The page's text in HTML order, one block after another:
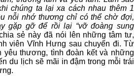
chúng ta lại xa cách nhau thêm 1
nỗi nhớ thương chỉ có thể chờ đợi,
gặp gỡ để rồi lại “vỡ đoàng sung
sẻ này đã nói lên những tâm tư,
viên Vĩnh Hưng sau chuyến đi. Từ
thương, tình đoàn kết và những
du lịch sẽ mãi in đậm trong mỗi trái